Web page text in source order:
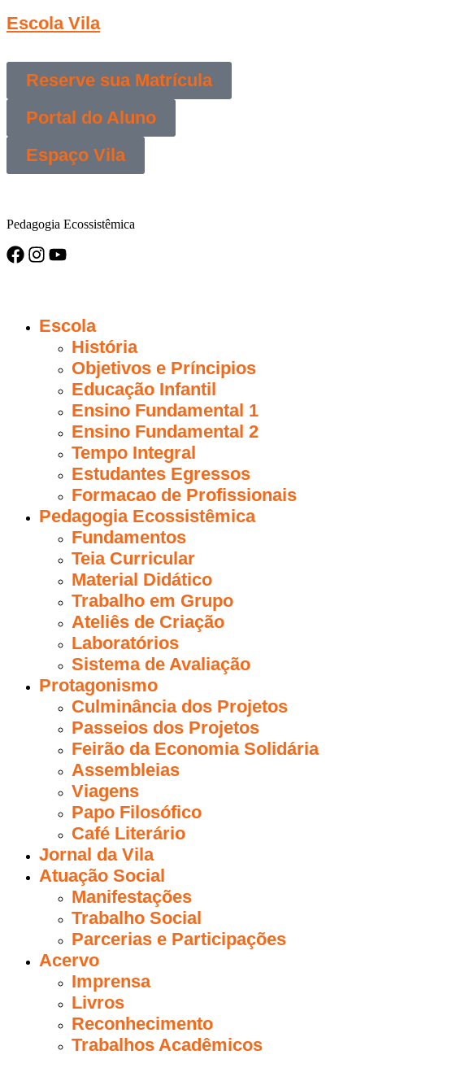
Escola Vila
Reserve sua Matrícula
Portal do Aluno
Espaço Vila
Pedagogia Ecossistêmica
Escola
História
Objetivos e Príncipios
Educação Infantil
Ensino Fundamental 1
Ensino Fundamental 2
Tempo Integral
Estudantes Egressos
Formacao de Profissionais
Pedagogia Ecossistêmica
Fundamentos
Teia Curricular
Material Didático
Trabalho em Grupo
Ateliês de Criação
Laboratórios
Sistema de Avaliação
Protagonismo
Culminância dos Projetos
Passeios dos Projetos
Feirão da Economia Solidária
Assembleias
Viagens
Papo Filosófico
Café Literário
Jornal da Vila
Atuação Social
Manifestações
Trabalho Social
Parcerias e Participações
Acervo
Imprensa
Livros
Reconhecimento
Trabalhos Acadêmicos